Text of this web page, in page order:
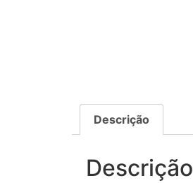
Descrição
Descrição